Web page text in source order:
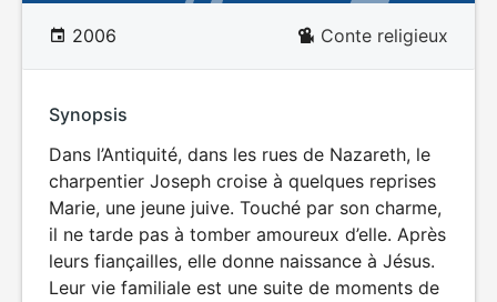
2006 Conte religieux
Synopsis
Dans l’Antiquité, dans les rues de Nazareth, le
charpentier Joseph croise à quelques reprises
Marie, une jeune juive. Touché par son charme,
il ne tarde pas à tomber amoureux d’elle. Après
leurs fiançailles, elle donne naissance à Jésus.
Leur vie familiale est une suite de moments de